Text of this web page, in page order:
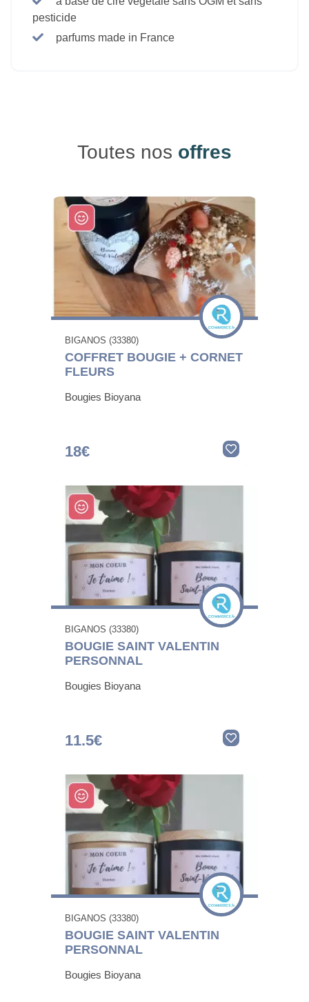
pesticide
parfums made in France
Toutes nos offres
BIGANOS (33380)
COFFRET BOUGIE + CORNET
FLEURS
Bougies Bioyana
18€
BIGANOS (33380)
BOUGIE SAINT VALENTIN
PERSONNAL
Bougies Bioyana
11.5€
BIGANOS (33380)
BOUGIE SAINT VALENTIN
PERSONNAL
Bougies Bioyana